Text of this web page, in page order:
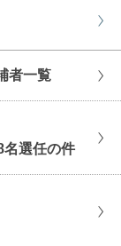
者一覧
名選任の件